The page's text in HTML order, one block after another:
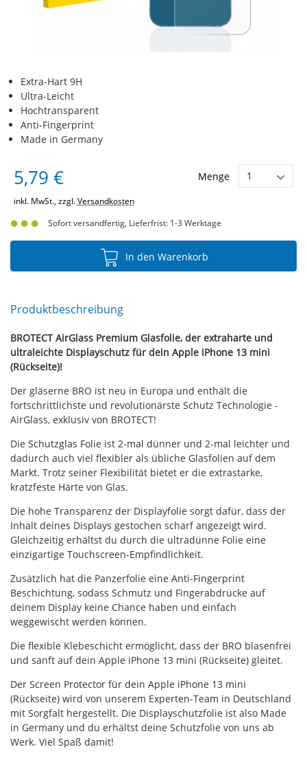
Extra-Hart 9H
Ultra-Leicht
Hochtransparent
Anti-Fingerprint
Made in Germany
5,79 € Menge
inkl. MwSt., zzgl.Versandkosten
Sofort versandfertig, Lieferfrist: 1-3 Werktage
In den Warenkorb
Produktbeschreibung
BROTECT AirGlass Premium Glasfolie, der extraharte und
ultraleichte Displayschutz für dein Apple iPhone 13 mini
(Rückseite)!
Der gläserne BRO ist neu in Europa und enthält die
fortschrittlichste und revolutionärste Schutz Technologie -
AirGlass, exklusiv von BROTECT!
Die Schutzglas Folie ist 2-mal dünner und 2-mal leichter und
dadurch auch viel flexibler als übliche Glasfolien auf dem
Markt. Trotz seiner Flexibilität bietet er die extrastarke,
kratzfeste Härte von Glas.
Die hohe Transparenz der Displayfolie sorgt dafür, dass der
Inhalt deines Displays gestochen scharf angezeigt wird.
Gleichzeitig erhältst du durch die ultradünne Folie eine
einzigartige Touchscreen-Empfindlichkeit.
Zusätzlich hat die Panzerfolie eine Anti-Fingerprint
Beschichtung, sodass Schmutz und Fingerabdrücke auf
deinem Display keine Chance haben und einfach
weggewischt werden können.
Die flexible Klebeschicht ermöglicht, dass der BRO blasenfrei
und sanft auf dein Apple iPhone 13 mini (Rückseite) gleitet.
Der Screen Protector für dein Apple iPhone 13 mini
(Rückseite) wird von unserem Experten-Team in Deutschland
mit Sorgfalt hergestellt. Die Displayschutzfolie ist also Made
in Germany und du erhältst deine Schutzfolie von uns ab
Werk. Viel Spaß damit!